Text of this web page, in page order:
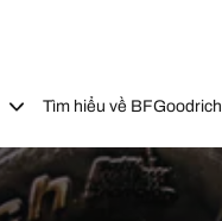
Tìm hiểu về BFGoodrich